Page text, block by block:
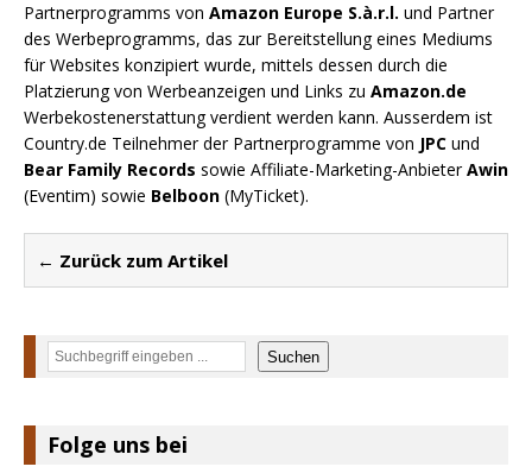
Partnerprogramms von Amazon Europe S.à.r.l. und Partner
des Werbeprogramms, das zur Bereitstellung eines Mediums
für Websites konzipiert wurde, mittels dessen durch die
Platzierung von Werbeanzeigen und Links zu Amazon.de
Werbekostenerstattung verdient werden kann. Ausserdem ist
Country.de Teilnehmer der Partnerprogramme von JPC und
Bear Family Records sowie Affiliate-Marketing-AnbieterAwin
(Eventim) sowie Belboon (MyTicket).
← Zurück zum Artikel
Suchen Suchen
Folge uns bei